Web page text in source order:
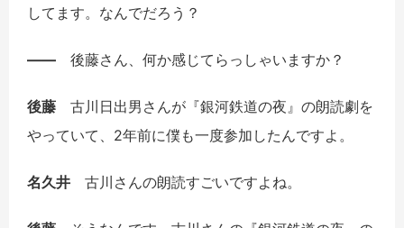
してます。なんでだろう？
―― 後藤さん、何か感じてらっしゃいますか？
後藤 古川日出男さんが『銀河鉄道の夜』の朗読劇を
やっていて、2年前に僕も一度参加したんですよ。
名久井 古川さんの朗読すごいですよね。